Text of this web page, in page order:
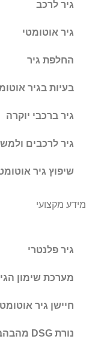
גיר לרכב
גיר אוטומטי
החלפת גיר
בעיות בגיר
גיר ברכבי יוקרה
גיר לרכבים
שיפוץ גיר
מידע מקצועי
גיר פלנטרי
מערכת שימון
חיישן גיר
נורת DSG מהבהבת